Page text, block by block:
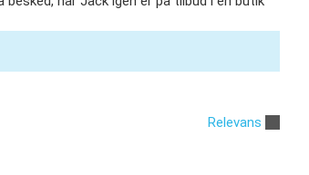
Relevans